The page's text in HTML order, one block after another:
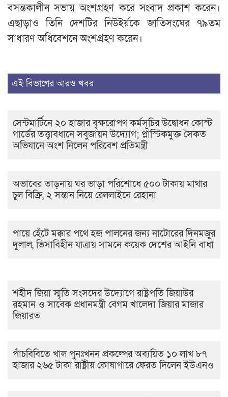
বসন্তকালীন সভায় অংশগ্রহণ করে সংবাদ প্রকাশ করেন।
এছাড়াও তিনি দেশটির নিউইর্য়কে জাতিসংঘের ৭৯তম
সাধারণ অধিবেশনে অংশগ্রহণ করেন।
এই বিভাগের আরও খবর
সেন্টমার্টিনে ২০ হাজার বৃক্ষরোপণ কর্মসূচির উদ্বোধন কোস্ট
গার্ডের তত্ত্বাবধানে সবুজায়ন উদ্যোগ; প্লাস্টিকমুক্ত সৈকত
অভিযানে অংশ নিলেন পরিবেশ প্রতিমন্ত্রী
অভাবের তাড়নায় ঘর ভাড়া পরিশোধে ৫০০ টাকায় মাথার
চুল বিক্রি, ২ সন্তান নিয়ে রেললাইনে রেহানা
পায়ে হেঁটে মক্কার পথে হজ পালনের জন্য নাটোরের দিনমজুর
দুলাল, ভিসাবিহীন যাত্রায় সামনে কয়েক দেশের আইনি বাধা
শহীদ জিয়া স্মৃতি সংসদের উদ্যোগে রাষ্ট্রপতি জিয়াউর
রহমান ও সাবেক প্রধানমন্ত্রী বেগম খালেদা জিয়ার মাজার
জিয়ারত
পাঁচবিবিতে খাল পুনঃখনন প্রকল্পের অব্যয়িত ১০ লাখ ৮৭
হাজার ২৬৫ টাকা রাষ্ট্রীয় কোষাগারে ফেরত দিলেন ইউএনও